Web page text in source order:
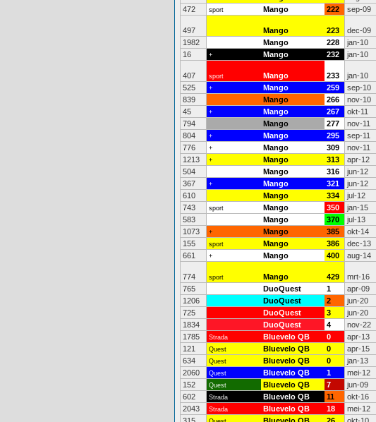
472
sport Mango 222 sep-09
497 Mango 223 dec-09
1982
Mango 228 jan-10
16
+ Mango 232 jan-10
407 sport Mango 233 jan-10
525
+ Mango 259 sep-10
839
Mango 266 nov-10
45
+ Mango 267 okt-11
794
Mango 277 nov-11
804
+ Mango 295 sep-11
776
+ Mango 309 nov-11
1213
+ Mango 313 apr-12
504
Mango 316 jun-12
367
+ Mango 321 jun-12
610
Mango 334 jul-12
743
sport Mango 350 jan-15
583
Mango 370 jul-13
1073
+ Mango 385 okt-14
155
sport Mango 386 dec-13
661
+ Mango 400 aug-14
774 sport Mango 429 mrt-16
765
DuoQuest 1 apr-09
1206
DuoQuest 2 jun-20
725
DuoQuest 3 jun-20
1834
DuoQuest 4 nov-22
1785
Strada Bluevelo QB 0 apr-13
121
Quest Bluevelo QB 0 apr-15
634
Quest Bluevelo QB 0 jan-13
2060
Quest Bluevelo QB 1 mei-12
152
Quest Bluevelo QB 7 jun-09
602
Strada Bluevelo QB 11 okt-16
2043
Strada Bluevelo QB 18 mei-12